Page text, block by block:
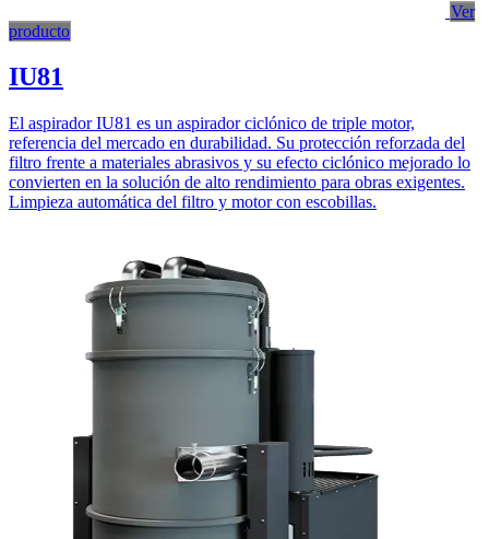
Ver
producto
IU81
El aspirador IU81 es un aspirador ciclónico de triple motor,
referencia del mercado en durabilidad. Su protección reforzada del
filtro frente a materiales abrasivos y su efecto ciclónico mejorado lo
convierten en la solución de alto rendimiento para obras exigentes.
Limpieza automática del filtro y motor con escobillas.